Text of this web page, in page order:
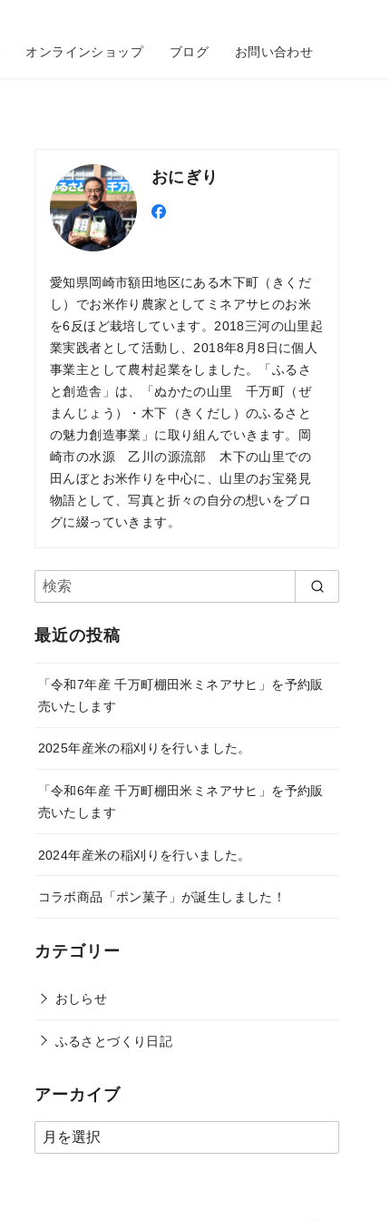
オンラインショップ ブログ お問い合わせ
おにぎり
愛知県岡崎市額田地区にある木下町（きくだ
し）でお米作り農家としてミネアサヒのお米
を6反ほど栽培しています。2018三河の山里起
業実践者として活動し、2018年8月8日に個人
事業主として農村起業をしました。「ふるさ
と創造舎」は、「ぬかたの山里 千万町（ぜ
まんじょう）・木下（きくだし）のふるさと
の魅力創造事業」に取り組んでいきます。岡
崎市の水源 乙川の源流部 木下の山里での
田んぼとお米作りを中心に、山里のお宝発見
物語として、写真と折々の自分の想いをブロ
グに綴っていきます。
最近の投稿
「令和7年産 千万町棚田米ミネアサヒ」を予約販
売いたします
2025年産米の稲刈りを行いました。
「令和6年産 千万町棚田米ミネアサヒ」を予約販
売いたします
2024年産米の稲刈りを行いました。
コラボ商品「ポン菓子」が誕生しました！
カテゴリー
おしらせ
ふるさとづくり日記
アーカイブ
ア
ー